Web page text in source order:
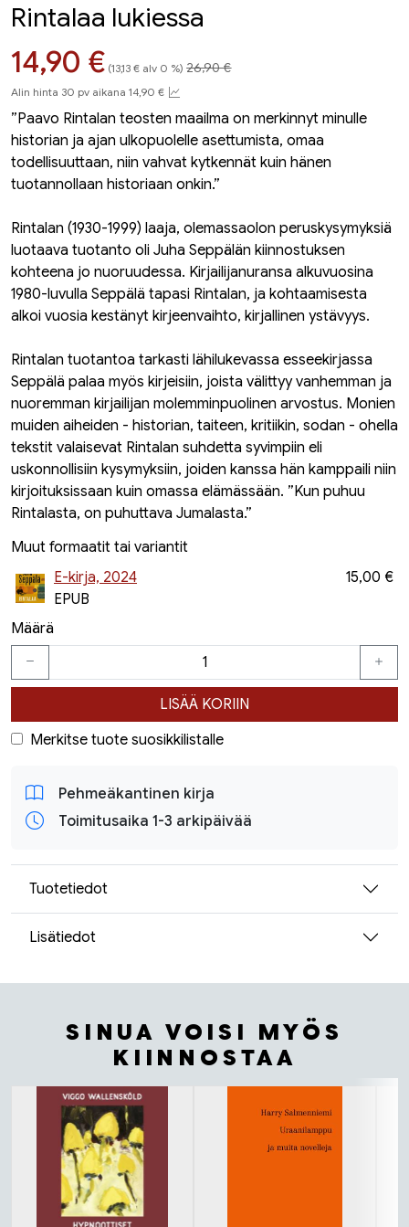
Rintalaa lukiessa
Hinta nyt
14,90 € (13,13 € alv 0 %) 26,90 €
Alin hinta 30 pv aikana 14,90 €
”Paavo Rintalan teosten maailma on merkinnyt minulle
historian ja ajan ulkopuolelle asettumista, omaa
todellisuuttaan, niin vahvat kytkennät kuin hänen
tuotannollaan historiaan onkin.”
Rintalan (1930-1999) laaja, olemassaolon peruskysymyksiä
luotaava tuotanto oli Juha Seppälän kiinnostuksen
kohteena jo nuoruudessa. Kirjailijanuransa alkuvuosina
1980-luvulla Seppälä tapasi Rintalan, ja kohtaamisesta
alkoi vuosia kestänyt kirjeenvaihto, kirjallinen ystävyys.
Rintalan tuotantoa tarkasti lähilukevassa esseekirjassa
Seppälä palaa myös kirjeisiin, joista välittyy vanhemman ja
nuoremman kirjailijan molemminpuolinen arvostus. Monien
muiden aiheiden - historian, taiteen, kritiikin, sodan - ohella
tekstit valaisevat Rintalan suhdetta syvimpiin eli
uskonnollisiin kysymyksiin, joiden kanssa hän kamppaili niin
kirjoituksissaan kuin omassa elämässään. ”Kun puhuu
Rintalasta, on puhuttava Jumalasta.”
Muut formaatit tai variantit
E-kirja, 2024
EPUB
15,00 €
Määrä
LISÄÄ KORIIN
Merkitse tuote suosikkilistalle
Pehmeäkantinen kirja
Toimitusaika 1-3 arkipäivää
Tuotetiedot
Lisätiedot
SINUA VOISI MYÖS
KIINNOSTAA
Tuoteluettelon alku